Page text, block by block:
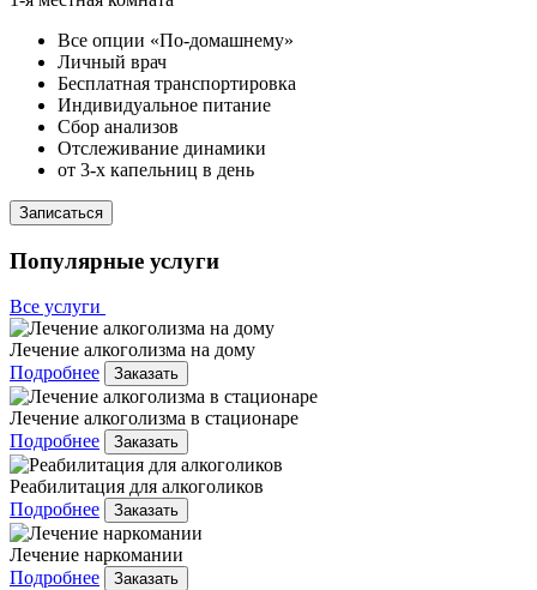
Все опции «По-домашнему»
Личный врач
Бесплатная транспортировка
Индивидуальное питание
Сбор анализов
Отслеживание динамики
от 3-х капельниц в день
Записаться
Популярные услуги
Все услуги
Лечение алкоголизма на дому
Подробнее
Заказать
Лечение алкоголизма в стационаре
Подробнее
Заказать
Реабилитация для алкоголиков
Подробнее
Заказать
Лечение наркомании
Подробнее
Заказать